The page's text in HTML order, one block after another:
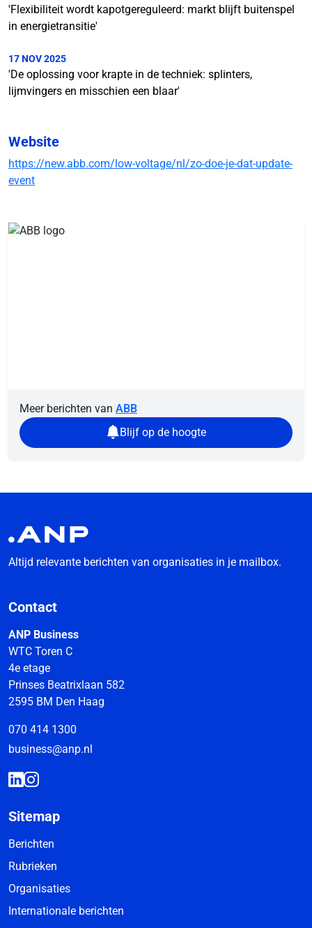
'Flexibiliteit wordt kapotgereguleerd: markt blijft buitenspel
in energietransitie'
17 NOV 2025
'De oplossing voor krapte in de techniek: splinters,
lijmvingers en misschien een blaar'
Website
https://new.abb.com/low-voltage/nl/zo-doe-je-dat-update-
event
Meer berichten van ABB
Blijf op de hoogte
Altijd relevante berichten van organisaties in je mailbox.
Contact
ANP Business
WTC Toren C
4e etage
Prinses Beatrixlaan 582
2595 BM Den Haag
070 414 1300
business@anp.nl
Sitemap
Berichten
Rubrieken
Organisaties
Internationale berichten